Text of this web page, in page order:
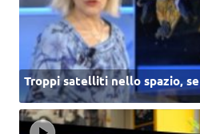
Troppi satelliti nello spazio,